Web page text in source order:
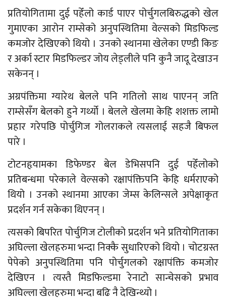
प्रतियोगितामा दुई पहेँलो कार्ड पाएर पोर्चुगलबिरुद्धको खेल
गुमाएका आरोन राम्सेको अनुपस्थितिमा वेल्सको मिडफिल्ड
कमजोर देखिएको थियो । उनको स्थानमा खेलेका एण्डी किङ
र अर्का स्टार मिडफिल्डर जोय लेड्लीले पनि कुनै जादू देखाउन
सकेनन् ।
अग्रपंक्तिमा ग्यारेथ बेलले पनि गतिलो साथ पाएनन् जति
राम्सेसँग बेलको हुने गर्थ्यो । बेलले खेलमा केहि शशक्त लामो
प्रहार गरेपछि पोर्चुगिज गोलराकले त्यसलाई सहजै बिफल
पारे ।
टोटनहृयामका डिफेण्डर बेल डेभिसपनि दुई पहेँलोको
प्रतिबन्धमा परेकाले वेल्सको रक्षापंक्तिपनि केहि धर्मराएको
थियो । उनको स्थानमा आएका जेम्स केलिन्सले अपेक्षाकृत
प्रदर्शन गर्न सकेका थिएनन् ।
त्यसको बिपरित पोर्चुगिज टोलीको प्रदर्शन भने प्रतियोगिताका
अघिल्ला खेलहरुमा भन्दा निक्कै सुधारिएको थियो । चोटग्रस्त
पेपेको अनुपस्थितिमा पनि पोर्चुगलको रक्षापंक्ति कमजोर
देखिएन । त्यस्तै मिडफिल्डमा रेनाटो सान्चेसको प्रभाव
अघिल्ला खेलहरुमा भन्दा बढि नै देखिन्थ्यो ।